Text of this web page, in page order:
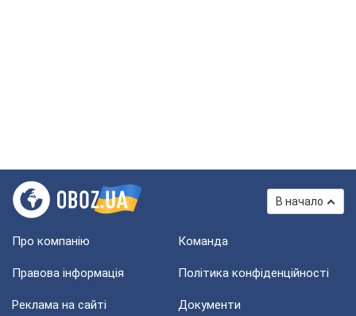
В начало
Про компанію Команда
Правова інформація Політика конфіденційності
Реклама на сайті Документи